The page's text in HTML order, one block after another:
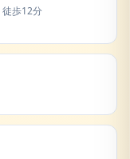
徒歩12分